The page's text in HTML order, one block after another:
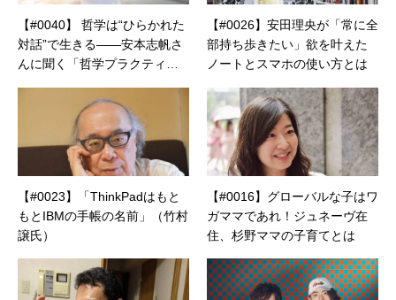
【#0040】 哲学は“ひらかれた
対話”で生きる——安本志帆さ
んに聞く「哲学プラクティ
【#0026】安田理央が「常に全
部持ち歩きたい」欲を叶えた
ノートとスマホの使い方とは
【#0023】「ThinkPadはもと
もとIBMの手帳の名前」（竹村
譲氏）
【#0016】グローバルな子はワ
ガママであれ！ジュネーヴ在
住、杉野ママの子育てとは